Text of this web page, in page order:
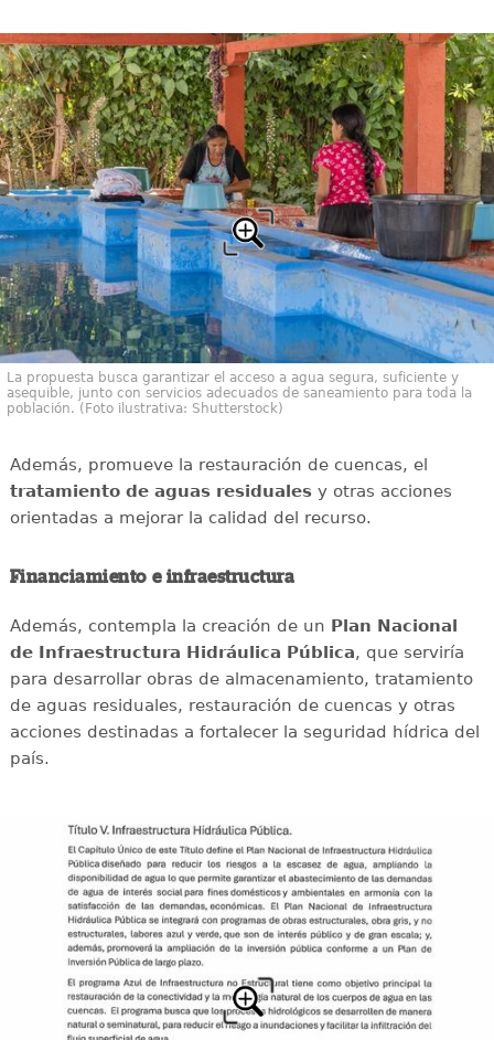
La propuesta busca garantizar el acceso a agua segura, suficiente y
asequible, junto con servicios adecuados de saneamiento para toda la
población. (Foto ilustrativa: Shutterstock)
Además, promueve la restauración de cuencas, el
tratamiento de aguas residualesy otras acciones
orientadas a mejorar la calidad del recurso.
Financiamiento e infraestructura
Además, contempla la creación de un Plan Nacional
de Infraestructura Hidráulica Pública, que serviría
para desarrollar obras de almacenamiento, tratamiento
de aguas residuales, restauración de cuencas y otras
acciones destinadas a fortalecer la seguridad hídrica del
país.